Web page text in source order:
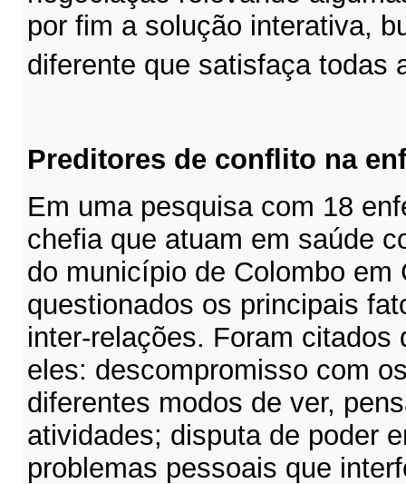
por fim a solução interativa,
diferente que satisfaça todas
Preditores de conflito na
Em uma pesquisa com 18
chefia que atuam em saúde
do município de Colombo em
questionados os principais
inter-relações. Foram citados
eles: descompromisso com
diferentes modos de ver,
atividades; disputa de poder
problemas pessoais que